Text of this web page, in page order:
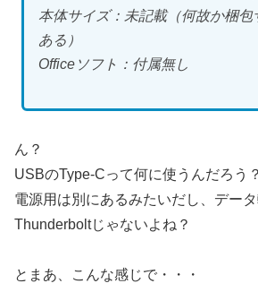
本体サイズ：未記載（何故か梱包
ある）
Officeソフト：付属無し
ん？
USBのType-Cって何に使うんだろう？
電源用は別にあるみたいだし、デー
Thunderboltじゃないよね？
とまあ、こんな感じで・・・